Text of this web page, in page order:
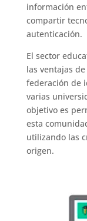
información
compartir
autenticación.
El sector
las ventajas
federación de
varias
objetivo es
esta
utilizando las
origen.